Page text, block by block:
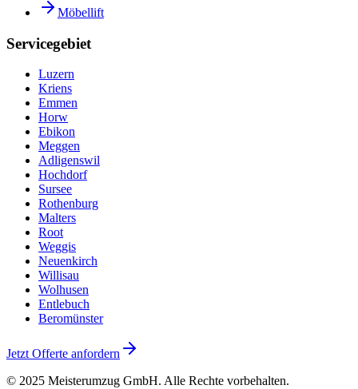
Möbellift
Servicegebiet
Luzern
Kriens
Emmen
Horw
Ebikon
Meggen
Adligenswil
Hochdorf
Sursee
Rothenburg
Malters
Root
Weggis
Neuenkirch
Willisau
Wolhusen
Entlebuch
Beromünster
Jetzt Offerte anfordern
© 2025 Meisterumzug GmbH. Alle Rechte vorbehalten.